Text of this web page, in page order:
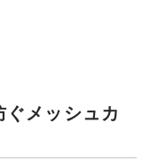
メッシュカ